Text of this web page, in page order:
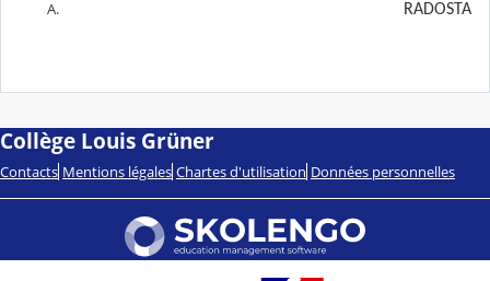
RADOSTA
Collège Louis Grüner
Contacts Mentions légales Chartes d'utilisation Données personnelles